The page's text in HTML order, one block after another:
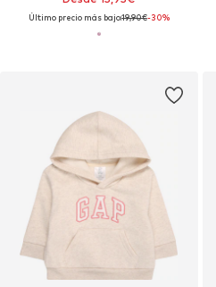
Último precio más bajo:19,90€-30%